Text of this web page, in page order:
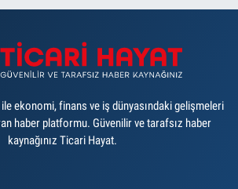
ekonomi, finans ve iş dünyasındaki gelişmeleri
haber platformu. Güvenilir ve tarafsız haber
kaynağınız Ticari Hayat.